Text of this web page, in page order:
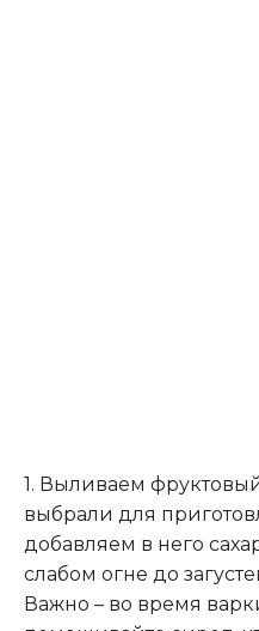
1. Выливаем
выбрали для
добавляем в него
слабом огне до
Важно – во время